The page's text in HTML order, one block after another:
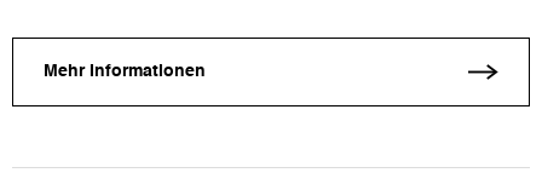
Mehr Informationen